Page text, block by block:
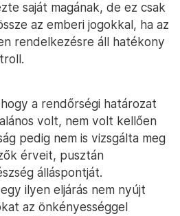
saját magának, de ez csak
az emberi jogokkal, ha az
rendelkezésre áll hatékony
a rendőrségi határozat
volt, nem volt kellően
pedig nem is vizsgálta meg
érveit, pusztán
álláspontját.
ilyen eljárás nem nyújt
az önkényességgel